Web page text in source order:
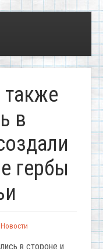
в
гербы
Новости
в стороне и